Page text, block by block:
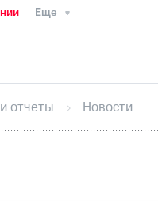
Еще
Интервью
секретарь
кабинет
отчеты Новости